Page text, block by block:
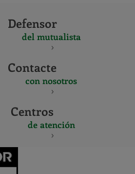
Defensor
del mutualista
Contacte
con nosotros
Centros
de atención